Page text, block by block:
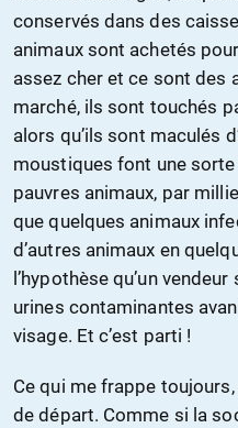
conservés dans des
animaux sont achetés
assez cher et ce sont des
marché, ils sont touchés
alors qu’ils sont maculés
moustiques font une
pauvres animaux, par
que quelques animaux
d’autres animaux en
l’hypothèse qu’un
urines contaminantes
visage. Et c’est parti !
Ce qui me frappe
de départ. Comme si la